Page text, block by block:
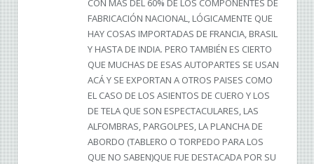
CON MÁS DEL 60% DE LOS COMPONENTES DE
FABRICACIÓN NACIONAL, LÓGICAMENTE QUE
HAY COSAS IMPORTADAS DE FRANCIA, BRASIL
Y HASTA DE INDIA. PERO TAMBIÉN ES CIERTO
QUE MUCHAS DE ESAS AUTOPARTES SE USAN
ACÁ Y SE EXPORTAN A OTROS PAISES COMO
EL CASO DE LOS ASIENTOS DE CUERO Y LOS
DE TELA QUE SON ESPECTACULARES, LAS
ALFOMBRAS, PARGOLPES, LA PLANCHA DE
ABORDO (TABLERO O TORPEDO PARA LOS
QUE NO SABEN)QUE FUE DESTACADA POR SU